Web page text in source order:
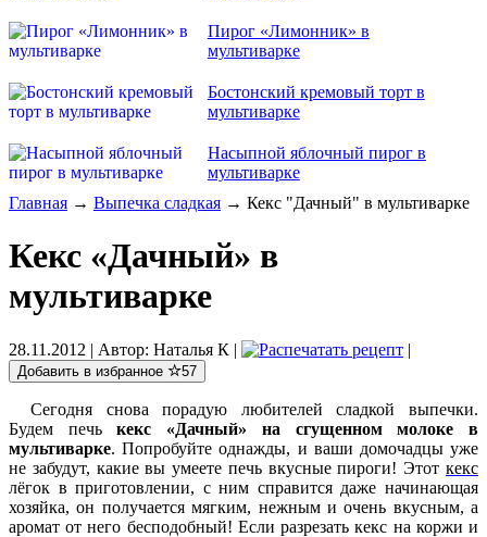
Пирог «Лимонник» в
мультиварке
Бостонский кремовый торт в
мультиварке
Насыпной яблочный пирог в
мультиварке
Главная → Выпечка сладкая → Кекс "Дачный" в мультиварке
Кекс «Дачный» в
мультиварке
28.11.2012 | Автор: Наталья К | |
Добавить в избранное 57
Сегодня снова порадую любителей сладкой выпечки.
Будем печькекс «Дачный» на сгущенном молоке в
мультиварке. Попробуйте однажды, и ваши домочадцы уже
не забудут, какие вы умеете печь вкусные пироги! Этот кекс
лёгок в приготовлении, с ним справится даже начинающая
хозяйка, он получается мягким, нежным и очень вкусным, а
аромат от него бесподобный! Если разрезать кекс на коржи и